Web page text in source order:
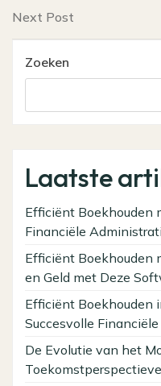
navigatie
Next
Next Post
Zoeken
Laatste
Efficiënt Boekhouden
Financiële
Efficiënt Boekhouden
en Geld met Deze
Efficiënt Boekhouden
Succesvolle
De Evolutie van het